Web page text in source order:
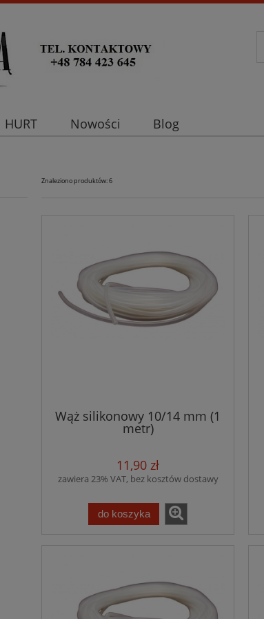
HURT Nowości Blog
Znaleziono produktów: 6
Wąż silikonowy 10/14 mm (1
metr)
11,90 zł
zawiera 23% VAT, bez kosztów dostawy
do koszyka